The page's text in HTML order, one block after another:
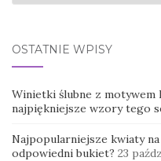
OSTATNIE WPISY
Winietki ślubne z
najpiękniejsze wzory tego
Najpopularniejsze kwiaty
odpowiedni bukiet? 23